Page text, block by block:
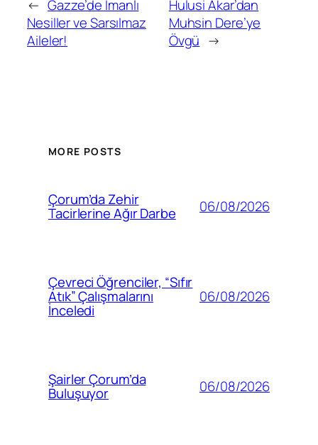
← Gazze’de İmanlı
Nesiller ve Sarsılmaz
Aileler!
Hulusi Akar’dan
Muhsin Dere’ye
Övgü →
MORE POSTS
Çorum’da Zehir
Tacirlerine Ağır Darbe 06/08/2026
Çevreci Öğrenciler, “Sıfır
Atık” Çalışmalarını
İnceledi
06/08/2026
Şairler Çorum’da
Buluşuyor 06/08/2026